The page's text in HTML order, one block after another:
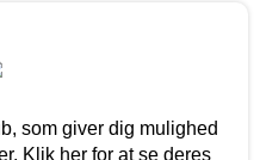
som giver dig mulighed
Klik her for at se deres